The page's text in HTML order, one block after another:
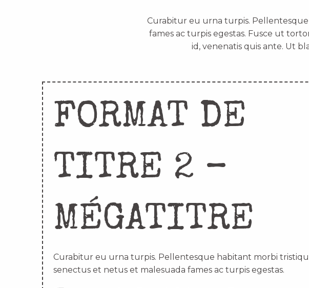
Curabitur eu urna turpis.
fames ac turpis egestas. Fusce ut
id, venenatis quis ante. Ut
FORMAT DE
TITRE 2 –
MÉGATITRE
Curabitur eu urna turpis. Pellentesque habitant morbi
senectus et netus et malesuada fames ac turpis egestas.